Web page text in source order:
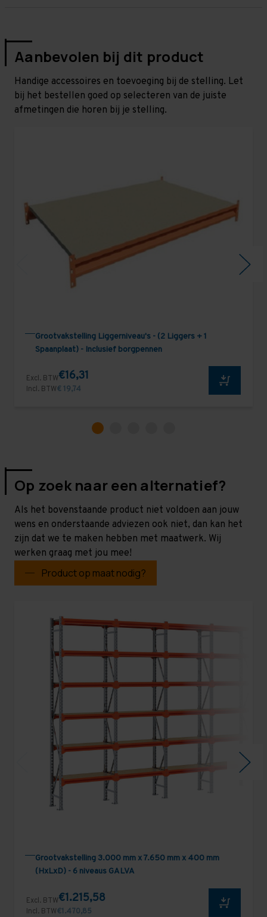
Aanbevolen bij dit product
Handige accessoires en toevoeging bij de stelling. Let
bij het bestellen goed op selecteren van de juiste
afmetingen die horen bij je stelling.
Grootvakstelling Liggerniveau's - (2 Liggers + 1
Spaanplaat) - Inclusief borgpennen
Excl. BTW€16,31
Incl. BTW€ 19,74
Op zoek naar een alternatief?
Als het bovenstaande product niet voldoen aan jouw
wens en onderstaande adviezen ook niet, dan kan het
zijn dat we te maken hebben met maatwerk. Wij
werken graag met jou mee!
Product op maat nodig?
Grootvakstelling 3.000 mm x 7.650 mm x 400 mm
(HxLxD) - 6 niveaus GALVA
Excl. BTW€1.215,58
Incl. BTW€1.470,85